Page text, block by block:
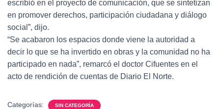
escribió en el proyecto de comunicación, que se sintetizan
en promover derechos, participación ciudadana y diálogo
social”, dijo.
“Se acabaron los espacios donde viene la autoridad a
decir lo que se ha invertido en obras y la comunidad no ha
participado en nada”, remarcó el doctor Cifuentes en el
acto de rendición de cuentas de Diario El Norte.
Categorías: SIN CATEGORÍA